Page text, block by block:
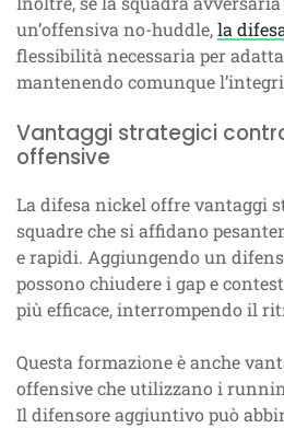
un’offensiva no-huddle,la
flessibilità necessaria per
mantenendo comunque
Vantaggi strategici
offensive
La difesa nickel offre vantaggi
squadre che si affidano
e rapidi. Aggiungendo un
possono chiudere i gap e
più efficace, interrompendo il
Questa formazione è anche
offensive che utilizzano i
Il difensore aggiuntivo può